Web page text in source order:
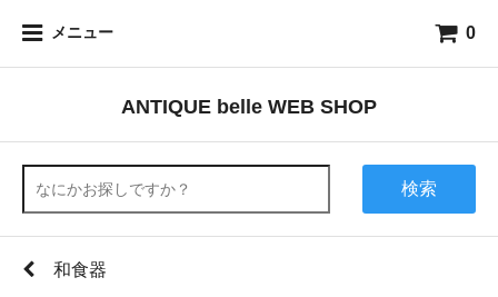
メニュー 0
ANTIQUE belle WEB SHOP
検索
和食器